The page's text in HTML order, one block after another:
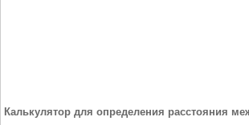
Калькулятор для определения расстояния